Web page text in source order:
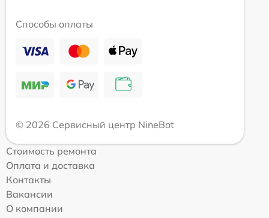
Способы оплаты
© 2026 Сервисный центр NineBot
Стоимость ремонта
Оплата и доставка
Контакты
Вакансии
О компании